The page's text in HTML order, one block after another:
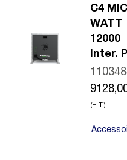
C4
WATT
12000
Inter.
(H.T.)